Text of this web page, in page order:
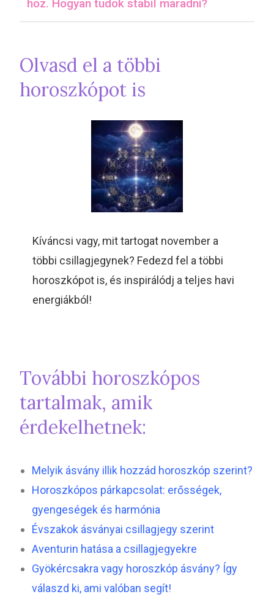
hoz. Hogyan tudok stabil maradni?
Olvasd el a többi
horoszkópot is
Kíváncsi vagy, mit tartogat november a
többi csillagjegynek? Fedezd fel a többi
horoszkópot is, és inspirálódj a teljes havi
energiákból!
További horoszkópos
tartalmak, amik
érdekelhetnek:
Melyik ásvány illik hozzád horoszkóp szerint?
Horoszkópos párkapcsolat: erősségek,
gyengeségek és harmónia
Évszakok ásványai csillagjegy szerint
Aventurin hatása a csillagjegyekre
Gyökércsakra vagy horoszkóp ásvány? Így
válaszd ki, ami valóban segít!